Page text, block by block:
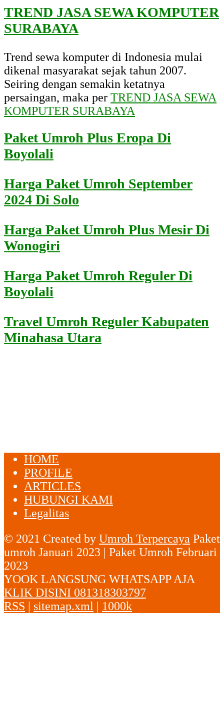
TREND JASA SEWA KOMPUTER
SURABAYA
Trend sewa komputer di Indonesia mulai
dikenal masyarakat sejak tahun 2007.
Seiring dengan semakin ketatnya
persaingan, maka per TREND JASA SEWA
KOMPUTER SURABAYA
Paket Umroh Plus Eropa Di
Boyolali
Harga Paket Umroh September
2024 Di Solo
Harga Paket Umroh Plus Mesir Di
Wonogiri
Harga Paket Umroh Reguler Di
Boyolali
Travel Umroh Reguler Kabupaten
Minahasa Utara
HOME
PROFILE
ARTICLES
HUBUNGI KAMI
Legalitas
© 2021 Created by Umroh Terpercaya Paket
umroh Januari 2023 | Paket Umroh Februari
2023
YOOK LANGSUNG WHATSAPP AJA
KLIK DISINI 081318303797
RSS
sitemap.xml 1000k